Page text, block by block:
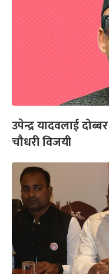
उपेन्द्र यादवलाई
चौधरी विजयी